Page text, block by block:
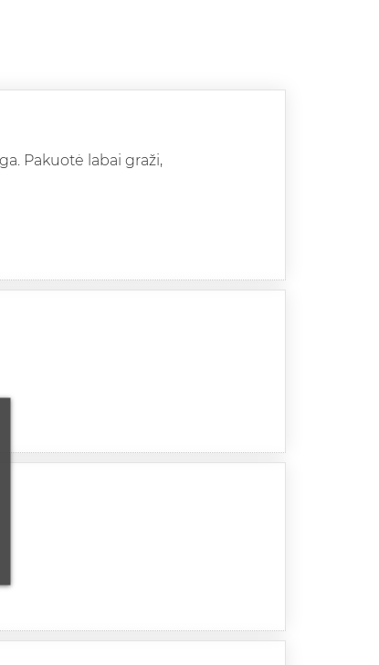
Pakuotė labai graži,